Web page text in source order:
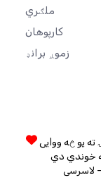
ملګري
کارپوهان
زموږ برانډ
یو څه ووایی
- لاسرسی